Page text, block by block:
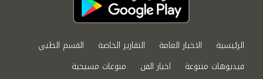
الرئيسية الاخبار العامة التقارير الخاصة
القسم الطبي
فيديوهات متنوعة
اخبار الفن
منوعات مسيحية